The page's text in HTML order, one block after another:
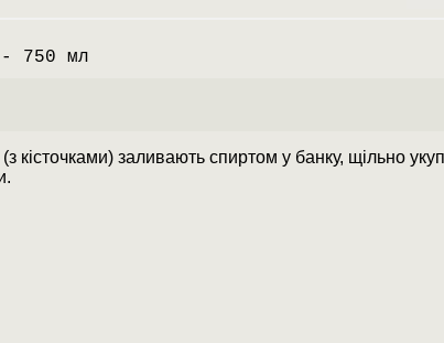
750 мл
кісточками) заливають спиртом у банку, щільно